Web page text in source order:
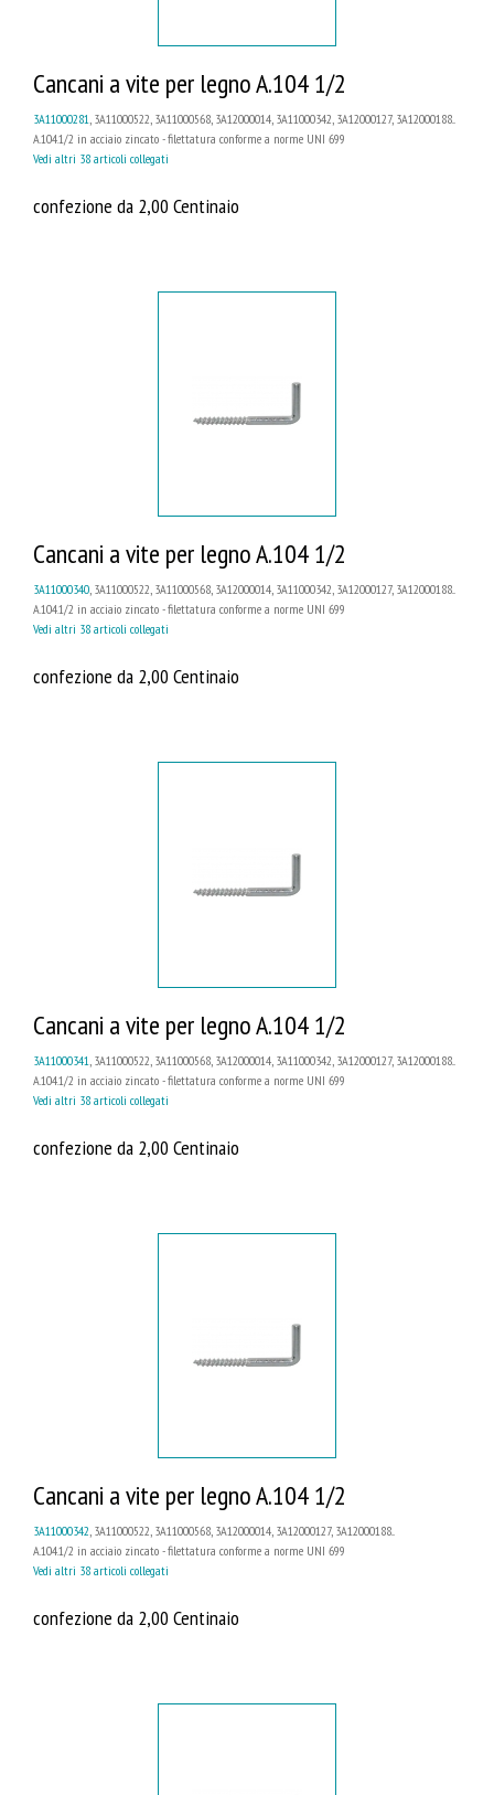
Cancani a vite per legno A.104 1/2
3A11000281 , 3A11000522, 3A11000568, 3A12000014, 3A11000342, 3A12000127, 3A12000188...
A.104.1/2 in acciaio zincato - filettatura conforme a norme UNI 699
Vedi altri 38 articoli collegati
confezione da 2,00 Centinaio
Cancani a vite per legno A.104 1/2
3A11000340, 3A11000522, 3A11000568, 3A12000014, 3A11000342, 3A12000127, 3A12000188...
A.104.1/2 in acciaio zincato - filettatura conforme a norme UNI 699
Vedi altri 38 articoli collegati
confezione da 2,00 Centinaio
Cancani a vite per legno A.104 1/2
3A11000341 , 3A11000522, 3A11000568, 3A12000014, 3A11000342, 3A12000127, 3A12000188...
A.104.1/2 in acciaio zincato - filettatura conforme a norme UNI 699
Vedi altri 38 articoli collegati
confezione da 2,00 Centinaio
Cancani a vite per legno A.104 1/2
3A11000342, 3A11000522, 3A11000568, 3A12000014, 3A12000127, 3A12000188...
A.104.1/2 in acciaio zincato - filettatura conforme a norme UNI 699
Vedi altri 38 articoli collegati
confezione da 2,00 Centinaio